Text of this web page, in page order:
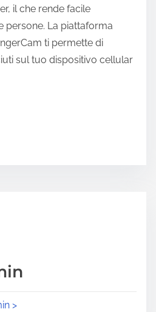
il che rende facile
persone. La piattaforma
ti permette di
sul tuo dispositivo cellular
>